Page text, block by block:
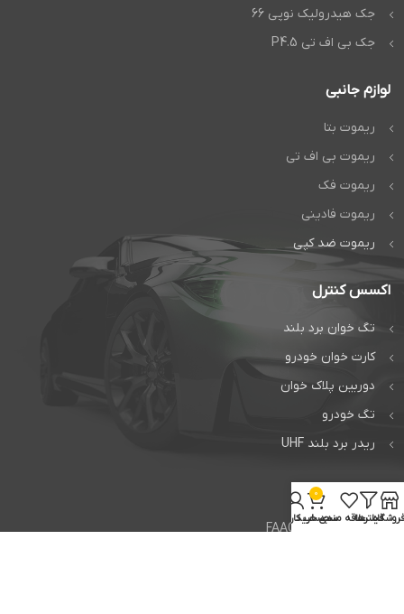
جک هیدرولیک نوپی 66
جک بی اف تی P4.5
لوازم جانبی
ریموت بتا
ریموت بی اف تی
ریموت فک
ریموت فادینی
ریموت ضد کپی
اکسس کنترل
تگ خوان برد بلند
کارت خوان خودرو
دوربین پلاک خوان
تگ خودرو
ریدر برد بلند UHF
خدمات
تعمیر جک فک FAAC
فروشگاهفیلترهاعلاقه مندی
0
سبد خرید
حساب کاربری من